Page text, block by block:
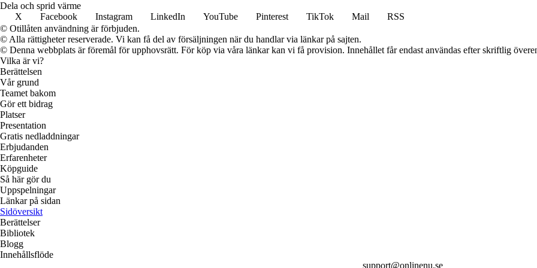
Dela och sprid värme
X
Facebook Instagram LinkedIn YouTube Pinterest TikTok Mail
RSS
© Otillåten användning är förbjuden.
© Alla rättigheter reserverade. Vi kan få del av försäljningen när du handlar via länkar på sajten.
© Denna webbplats är föremål för upphovsrätt. För köp via våra länkar kan vi få provision. Innehållet får endast användas efter skriftlig
Vilka är vi?
Berättelsen
Vår grund
Teamet bakom
Gör ett bidrag
Platser
Presentation
Gratis nedladdningar
Erbjudanden
Erfarenheter
Köpguide
Så här gör du
Uppspelningar
Länkar på sidan
Sidöversikt
Berättelser
Bibliotek
Blogg
Innehållsflöde
support@onlinenu.se